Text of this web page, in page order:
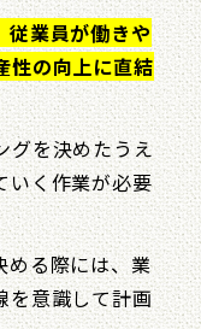
従業員が働きや
性の向上に直結
グを決めたうえ
いく作業が必要
める際には、業
を意識して計画